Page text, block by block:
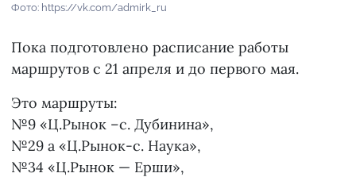
Фото: https://vk.com/admirk_ru
Пока подготовлено расписание работы
маршрутов с 21 апреля и до первого мая.
Это маршруты:
№9 «Ц.Рынок –с. Дубинина»,
№29 а «Ц.Рынок-с. Наука»,
№34 «Ц.Рынок — Ерши»,